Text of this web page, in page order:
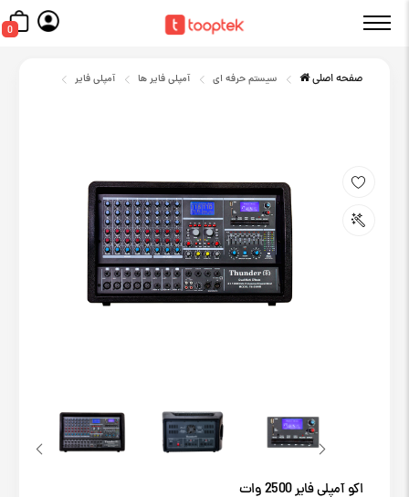
0
صفحه اصلی سیستم حرفه ای آمپلی فایر ها آمپلی فایر
اکو آمپلی فایر 2500 وات